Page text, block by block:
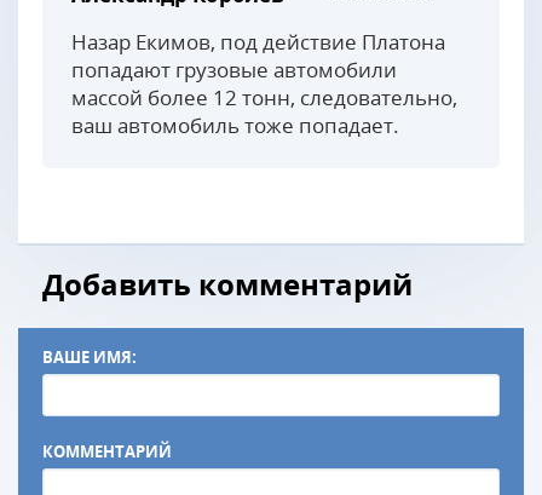
Назар Екимов, под действие Платона
попадают грузовые автомобили
массой более 12 тонн, следовательно,
ваш автомобиль тоже попадает.
Добавить комментарий
ВАШЕ ИМЯ:
КОММЕНТАРИЙ